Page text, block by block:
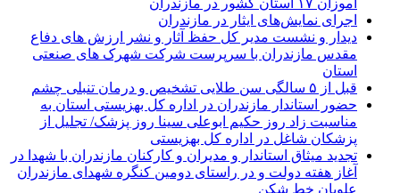
اجرای نمایش‌های ایثار در مازندران
دیدار و نشست مدیر کل حفظ آثار و نشر ارزش های دفاع
مقدس مازندران با سرپرست شرکت شهرک های صنعتی
استان
قبل از ۵ سالگی سن طلایی تشخیص و درمان تنبلی چشم
حضور استاندار مازندران در اداره کل بهزیستی استان به
مناسبت زاد روز حکیم ابوعلی سینا روز پزشک/ تجلیل از
پزشکان شاغل در اداره کل بهزیستی
تجدید میثاق استاندار و مدیران و کارکنان مازندران با شهدا در
آغاز هفته دولت و در راستای دومین کنگره شهدای مازندران
علویان خط شکن